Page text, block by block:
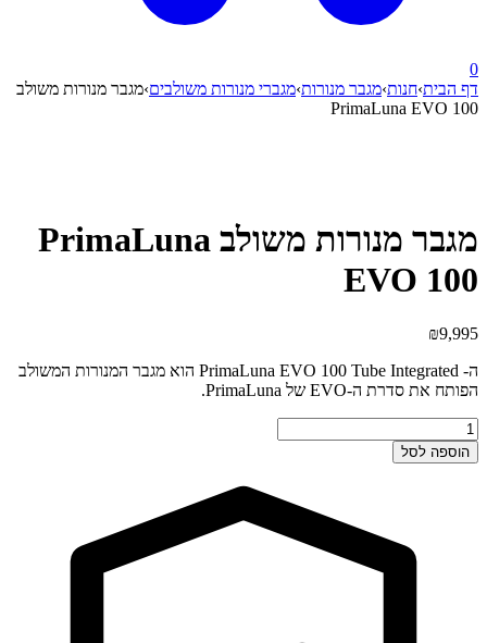
0
דף הבית›חנות›מגבר מנורות›מגברי מנורות משולבים›מגבר מנורות משולב
PrimaLuna EVO 100
מגבר מנורות משולב PrimaLuna
EVO 100
₪9,995
ה- PrimaLuna EVO 100 Tube Integrated הוא מגבר המנורות המשולב
הפותח את סדרת ה-EVO של PrimaLuna.
כמות
של
מגבר
הוספה לסל